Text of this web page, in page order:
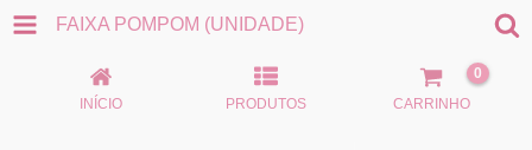
FAIXA POMPOM (UNIDADE)
INÍCIO PRODUTOS CARRINHO
0